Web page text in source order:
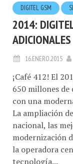
DIGITEL GSM
2014:
ADICIONALES
16.ENERO.2015
¡Café 412! El
650 millones de
con una
La ampliación
nacional, las
modernización
la operadora